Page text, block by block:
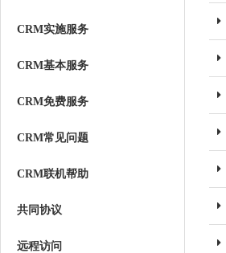
CRM实施服务
CRM基本服务
CRM免费服务
CRM常见问题
CRM联机帮助
共同协议
远程访问